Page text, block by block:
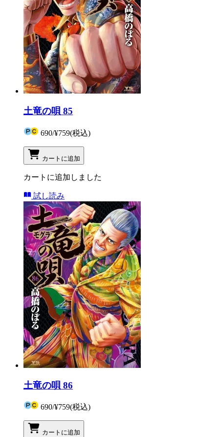
土竜の唄 85
690/¥759(税込)
カートに追加
カートに追加しました
試し読み
土竜の唄 86
690/¥759(税込)
カートに追加